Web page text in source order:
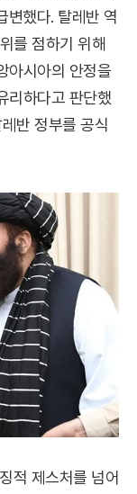
변했다. 탈레반 역
를 점하기 위해
아시아의 안정을
리하다고 판단했
반 정부를 공식
적 제스처를 넘어